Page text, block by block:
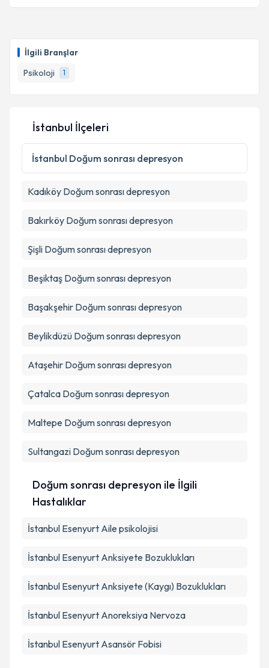
İlgili Branşlar
Psikoloji
1
İstanbul İlçeleri
İstanbul Doğum sonrası depresyon
Kadıköy Doğum sonrası depresyon
Bakırköy Doğum sonrası depresyon
Şişli Doğum sonrası depresyon
Beşiktaş Doğum sonrası depresyon
Başakşehir Doğum sonrası depresyon
Beylikdüzü Doğum sonrası depresyon
Ataşehir Doğum sonrası depresyon
Çatalca Doğum sonrası depresyon
Maltepe Doğum sonrası depresyon
Sultangazi Doğum sonrası depresyon
Doğum sonrası depresyon ile İlgili
Hastalıklar
İstanbul Esenyurt Aile psikolojisi
İstanbul Esenyurt Anksiyete Bozuklukları
İstanbul Esenyurt Anksiyete (Kaygı) Bozuklukları
İstanbul Esenyurt Anoreksiya Nervoza
İstanbul Esenyurt Asansör Fobisi